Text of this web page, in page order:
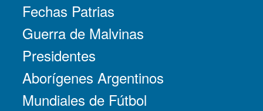
Fechas Patrias
Guerra de Malvinas
Presidentes
Aborígenes Argentinos
Mundiales de Fútbol